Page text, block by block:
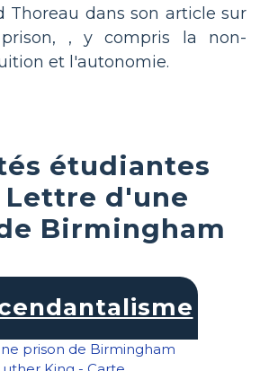
Thoreau dans son article sur
, y compris la non-
et l'autonomie.
étudiantes
Lettre d'une
Birmingham